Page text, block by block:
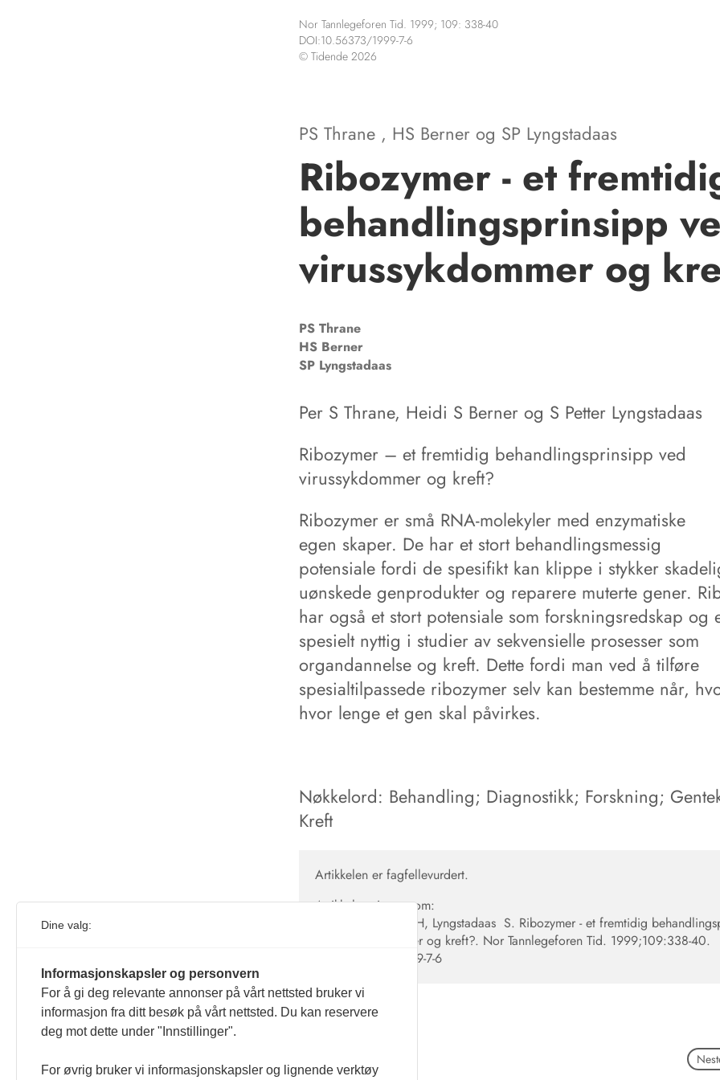
Nor Tannlegeforen Tid. 1999; 109: 338-40
DOI:10.56373/1999-7-6
© Tidende 2026
PS Thrane , HS Berner og SP Lyngstadaas
Ribozymer - et
behandlingsprinsipp
virussykdommer og
PS Thrane
HS Berner
SP Lyngstadaas
Per S Thrane, Heidi S Berner og S Petter Lyngstadaas
Ribozymer – et fremtidig behandlingsprinsipp ved
virussykdommer og kreft?
Ribozymer er små RNA-molekyler med enzymatiske
egen skaper. De har et stort behandlingsmessig
potensiale fordi de spesifikt kan klippe i stykker
uønskede genprodukter og reparere muterte gener.
har også et stort potensiale som forskningsredskap og
spesielt nyttig i studier av sekvensielle prosesser som
organdannelse og kreft. Dette fordi man ved å tilføre
spesialtilpassede ribozymer selv kan bestemme når,
hvor lenge et gen skal påvirkes.
Nøkkelord: Behandling; Diagnostikk; Forskning;
Kreft
Artikkelen er fagfellevurdert.
Artikkelen siteres som:
Thrane P, Berner H, Lyngstadaas S. Ribozymer - et fremtidig
ved virussykdommer og kreft?. Nor Tannlegeforen Tid. 1999;109:338-40.
doi:10.56373/1999-7-6
Dine valg:
Informasjonskapsler og personvern
For å gi deg relevante annonser på vårt nettsted bruker vi
informasjon fra ditt besøk på vårt nettsted. Du kan reservere
deg mot dette under "Innstillinger".
For øvrig bruker vi informasjonskapsler og lignende verktøy